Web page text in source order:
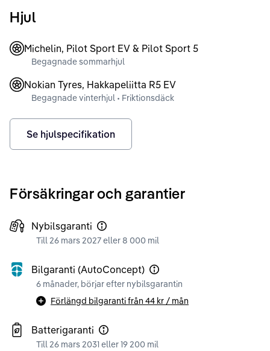
Hjul
Michelin, Pilot Sport EV & Pilot Sport 5
Begagnade sommarhjul
Nokian Tyres, Hakkapeliitta R5 EV
Begagnade vinterhjul • Friktionsdäck
Se hjulspecifikation
Försäkringar och garantier
Nybilsgaranti
Till 26 mars 2027 eller 8 000 mil
Bilgaranti (AutoConcept)
6 månader, börjar efter nybilsgarantin
Förlängd bilgaranti från 44 kr / mån
Batterigaranti
Till 26 mars 2031 eller 19 200 mil